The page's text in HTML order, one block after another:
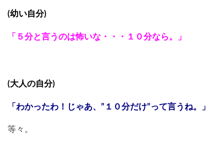
(幼い自分)
「５分と言うのは怖いな・・・１０分なら。」
(大人の自分)
「わかったわ！じゃあ、”１０分だけ”って言うね。」
等々。